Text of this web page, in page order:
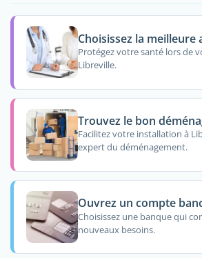
Choisissez la meilleure
Protégez votre santé lors de
Libreville.
Trouvez le bon
Facilitez votre installation à
expert du déménagement.
Ouvrez un compte
Choisissez une banque qui
nouveaux besoins.